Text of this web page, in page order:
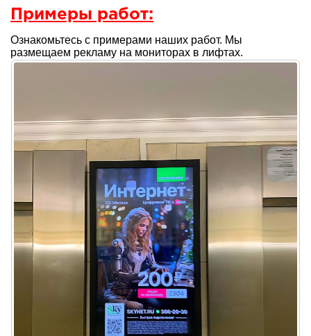
Примеры работ:
Ознакомьтесь с примерами наших работ. Мы
размещаем рекламу на мониторах в лифтах.